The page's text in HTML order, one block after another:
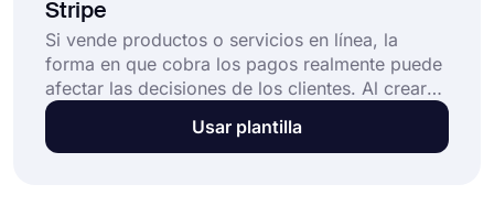
Stripe
Si vende productos o servicios en línea, la
forma en que cobra los pagos realmente puede
afectar las decisiones de los clientes. Al crear
un formulario de pago de Stripe, brindará a sus
clientes una excelente manera de pagar los
Usar plantilla